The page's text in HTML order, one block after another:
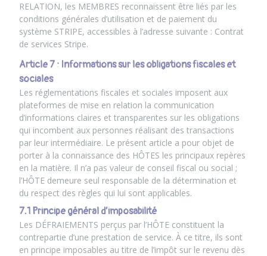
RELATION, les MEMBRES reconnaissent être liés par les
conditions générales d’utilisation et de paiement du
système STRIPE, accessibles à l’adresse suivante : Contrat
de services Stripe.
Article 7 : Informations sur les obligations fiscales et
sociales
Les réglementations fiscales et sociales imposent aux
plateformes de mise en relation la communication
d’informations claires et transparentes sur les obligations
qui incombent aux personnes réalisant des transactions
par leur intermédiaire. Le présent article a pour objet de
porter à la connaissance des HÔTES les principaux repères
en la matière. Il n’a pas valeur de conseil fiscal ou social ;
l’HÔTE demeure seul responsable de la détermination et
du respect des règles qui lui sont applicables.
7.1 Principe général d’imposabilité
Les DÉFRAIEMENTS perçus par l’HÔTE constituent la
contrepartie d’une prestation de service. À ce titre, ils sont
en principe imposables au titre de l’impôt sur le revenu dès